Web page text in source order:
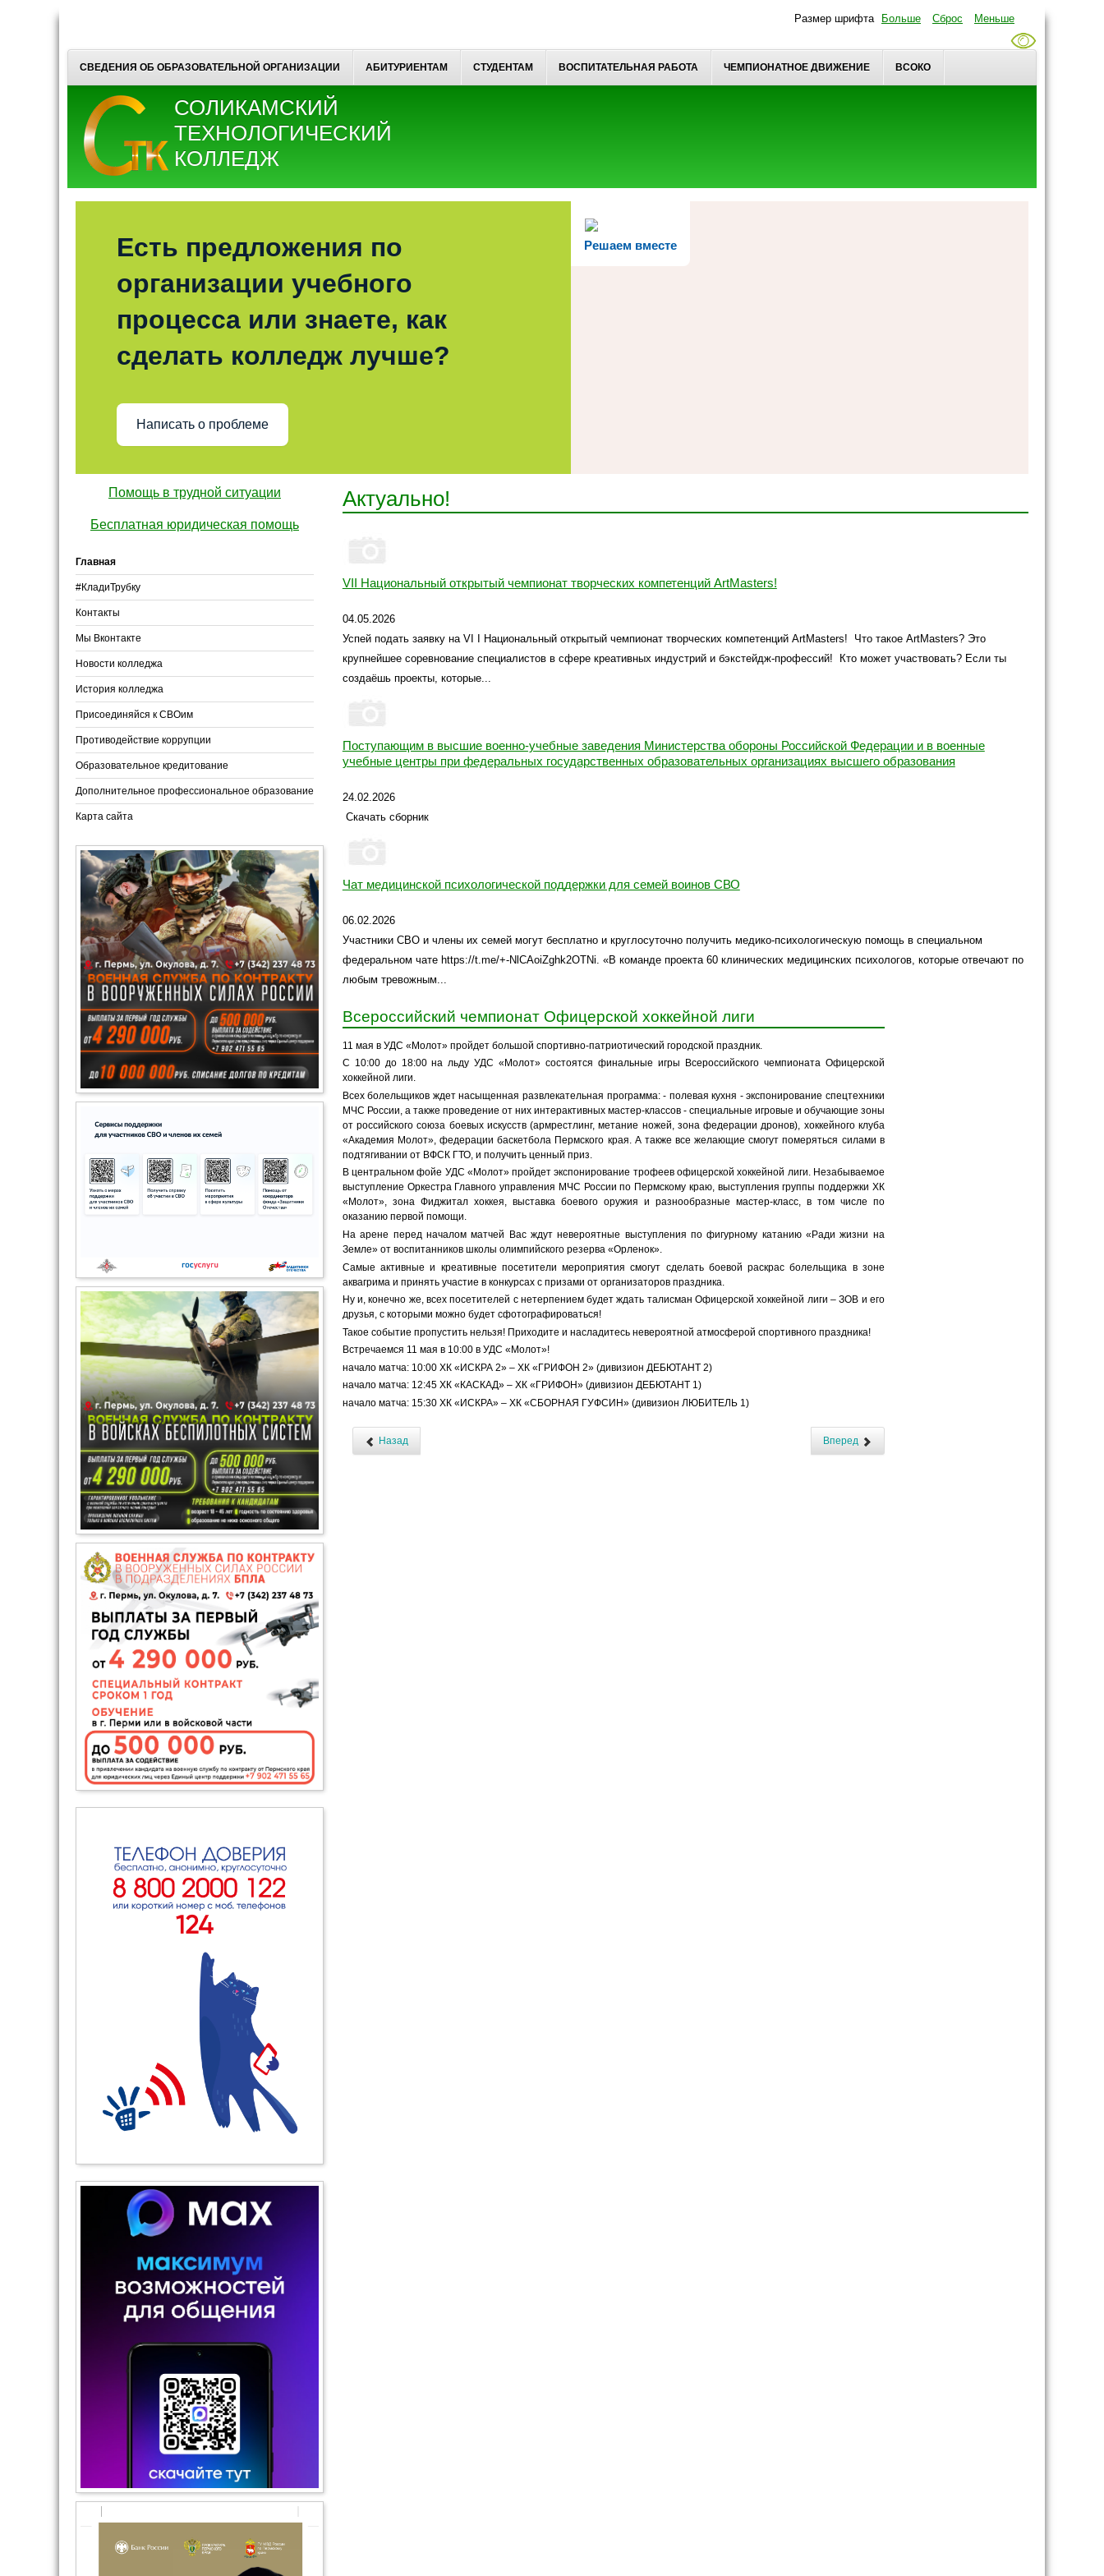
СОЛИКАМСКИЙ
ТЕХНОЛОГИЧЕСКИЙ
КОЛЛЕДЖ
СВЕДЕНИЯ ОБ ОБРАЗОВАТЕЛЬНОЙ ОРГАНИЗАЦИИ АБИТУРИЕНТАМ СТУДЕНТАМ ВОСПИТАТЕЛЬНАЯ РАБОТА ЧЕМПИОНАТНОЕ ДВИЖЕНИЕ ВСОКО
Размер шрифта Больше Сброс Меньше
Решаем вместе
Есть предложения по
организации учебного
процесса или знаете, как
сделать колледж лучше?
Написать о проблеме
Помощь в трудной ситуации
Бесплатная юридическая помощь
Главная
#КладиТрубку
Контакты
Мы Вконтакте
Новости колледжа
История колледжа
Присоединяйся к СВОим
Противодействие коррупции
Образовательное кредитование
Дополнительное профессиональное образование
Карта сайта
Актуально!
VII Национальный открытый чемпионат творческих компетенций ArtMasters!
04.05.2026
Успей подать заявку на VI I Национальный открытый чемпионат творческих компетенций ArtMasters! Что такое ArtMasters? Это
крупнейшее соревнование специалистов в сфере креативных индустрий и бэкстейдж-профессий! Кто может участвовать? Если ты
создаёшь проекты, которые...
Поступающим в высшие военно-учебные заведения Министерства обороны Российской Федерации и в военные
учебные центры при федеральных государственных образовательных организациях высшего образования
24.02.2026
Скачать сборник
Чат медицинской психологической поддержки для семей воинов СВО
06.02.2026
Участники СВО и члены их семей могут бесплатно и круглосуточно получить медико-психологическую помощь в специальном
федеральном чате https://t.me/+-NlCAoiZghk2OTNi. «В команде проекта 60 клинических медицинских психологов, которые отвечают по
любым тревожным...
Всероссийский чемпионат Офицерской хоккейной лиги
11 мая в УДС «Молот» пройдет большой спортивно-патриотический городской праздник.
С 10:00 до 18:00 на льду УДС «Молот» состоятся финальные игры Всероссийского чемпионата Офицерской
хоккейной лиги.
Всех болельщиков ждет насыщенная развлекательная программа: - полевая кухня - экспонирование спецтехники
МЧС России, а также проведение от них интерактивных мастер-классов - специальные игровые и обучающие зоны
от российского союза боевых искусств (армрестлинг, метание ножей, зона федерации дронов), хоккейного клуба
«Академия Молот», федерации баскетбола Пермского края. А также все желающие смогут померяться силами в
подтягивании от ВФСК ГТО, и получить ценный приз.
В центральном фойе УДС «Молот» пройдет экспонирование трофеев офицерской хоккейной лиги. Незабываемое
выступление Оркестра Главного управления МЧС России по Пермскому краю, выступления группы поддержки ХК
«Молот», зона Фиджитал хоккея, выставка боевого оружия и разнообразные мастер-класс, в том числе по
оказанию первой помощи.
На арене перед началом матчей Вас ждут невероятные выступления по фигурному катанию «Ради жизни на
Земле» от воспитанников школы олимпийского резерва «Орленок».
Самые активные и креативные посетители мероприятия смогут сделать боевой раскрас болельщика в зоне
аквагрима и принять участие в конкурсах с призами от организаторов праздника.
Ну и, конечно же, всех посетителей с нетерпением будет ждать талисман Офицерской хоккейной лиги – ЗОВ и его
друзья, с которыми можно будет сфотографироваться!
Такое событие пропустить нельзя! Приходите и насладитесь невероятной атмосферой спортивного праздника!
Встречаемся 11 мая в 10:00 в УДС «Молот»!
начало матча: 10:00 ХК «ИСКРА 2» – ХК «ГРИФОН 2» (дивизион ДЕБЮТАНТ 2)
начало матча: 12:45 ХК «КАСКАД» – ХК «ГРИФОН» (дивизион ДЕБЮТАНТ 1)
начало матча: 15:30 ХК «ИСКРА» – ХК «СБОРНАЯ ГУФСИН» (дивизион ЛЮБИТЕЛЬ 1)
Назад Вперед